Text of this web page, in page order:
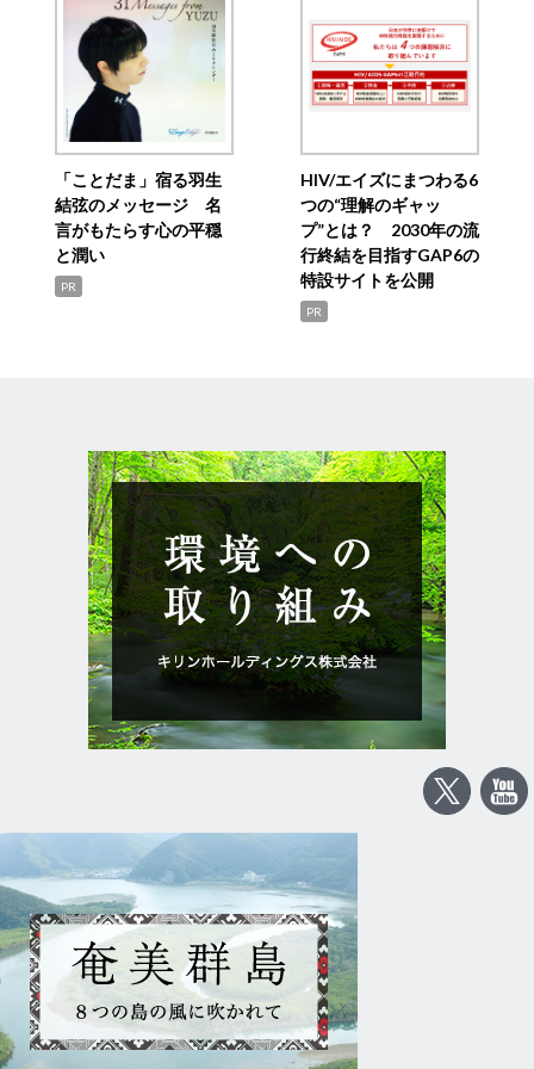
「ことだま」宿る羽生
結弦のメッセージ 名
言がもたらす心の平穏
と潤い
PR
HIV/エイズにまつわる6
つの“理解のギャッ
プ”とは？ 2030年の流
行終結を目指すGAP6の
特設サイトを公開
PR